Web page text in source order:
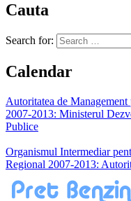
Cauta
Search for:
Calendar
Autoritatea de
2007-2013: Ministerul
Publice
Organismul Intermediar
Regional 2007-2013: